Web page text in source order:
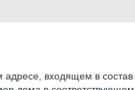
входящем в состав